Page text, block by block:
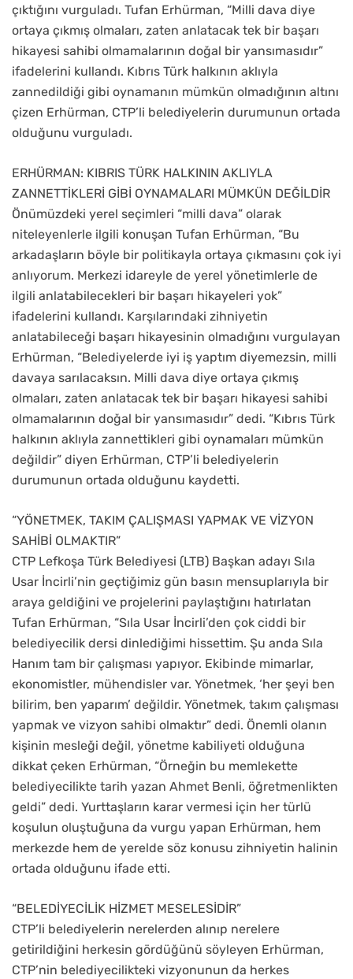
çıktığını vurguladı. Tufan Erhürman, “Milli dava diye
ortaya çıkmış olmaları, zaten anlatacak tek bir başarı
hikayesi sahibi olmamalarının doğal bir yansımasıdır”
ifadelerini kullandı. Kıbrıs Türk halkının aklıyla
zannedildiği gibi oynamanın mümkün olmadığının altını
çizen Erhürman, CTP’li belediyelerin durumunun ortada
olduğunu vurguladı.
ERHÜRMAN: KIBRIS TÜRK HALKININ AKLIYLA
ZANNETTİKLERİ GİBİ OYNAMALARI MÜMKÜN DEĞİLDİR
Önümüzdeki yerel seçimleri “milli dava” olarak
niteleyenlerle ilgili konuşan Tufan Erhürman, “Bu
arkadaşların böyle bir politikayla ortaya çıkmasını çok iyi
anlıyorum. Merkezi idareyle de yerel yönetimlerle de
ilgili anlatabilecekleri bir başarı hikayeleri yok”
ifadelerini kullandı. Karşılarındaki zihniyetin
anlatabileceği başarı hikayesinin olmadığını vurgulayan
Erhürman, “Belediyelerde iyi iş yaptım diyemezsin, milli
davaya sarılacaksın. Milli dava diye ortaya çıkmış
olmaları, zaten anlatacak tek bir başarı hikayesi sahibi
olmamalarının doğal bir yansımasıdır” dedi. “Kıbrıs Türk
halkının aklıyla zannettikleri gibi oynamaları mümkün
değildir” diyen Erhürman, CTP’li belediyelerin
durumunun ortada olduğunu kaydetti.
“YÖNETMEK, TAKIM ÇALIŞMASI YAPMAK VE VİZYON
SAHİBİ OLMAKTIR”
CTP Lefkoşa Türk Belediyesi (LTB) Başkan adayı Sıla
Usar İncirli’nin geçtiğimiz gün basın mensuplarıyla bir
araya geldiğini ve projelerini paylaştığını hatırlatan
Tufan Erhürman, “Sıla Usar İncirli’den çok ciddi bir
belediyecilik dersi dinlediğimi hissettim. Şu anda Sıla
Hanım tam bir çalışması yapıyor. Ekibinde mimarlar,
ekonomistler, mühendisler var. Yönetmek, ‘her şeyi ben
bilirim, ben yaparım’ değildir. Yönetmek, takım çalışması
yapmak ve vizyon sahibi olmaktır” dedi. Önemli olanın
kişinin mesleği değil, yönetme kabiliyeti olduğuna
dikkat çeken Erhürman, “Örneğin bu memlekette
belediyecilikte tarih yazan Ahmet Benli, öğretmenlikten
geldi” dedi. Yurttaşların karar vermesi için her türlü
koşulun oluştuğuna da vurgu yapan Erhürman, hem
merkezde hem de yerelde söz konusu zihniyetin halinin
ortada olduğunu ifade etti.
“BELEDİYECİLİK HİZMET MESELESİDİR”
CTP’li belediyelerin nerelerden alınıp nerelere
getirildiğini herkesin gördüğünü söyleyen Erhürman,
CTP’nin belediyecilikteki vizyonunun da herkes